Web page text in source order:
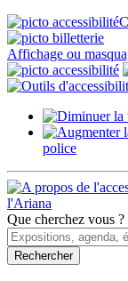
Affichage ou
police
l'Ariana
Que cherchez vous ?